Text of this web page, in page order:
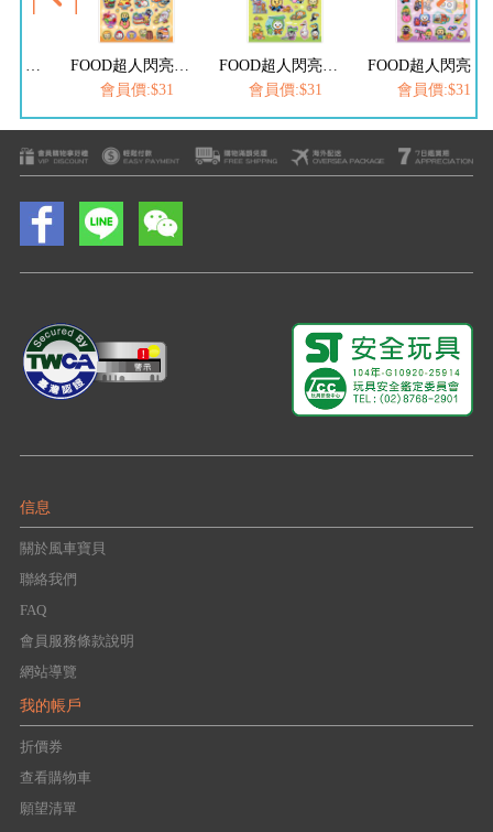
FOOD超人閃亮泡泡貼紙-瘋狂音樂節
FOOD超人閃亮泡泡貼紙-點心烘焙坊
會員價:$31
FOOD超人閃亮泡泡貼紙-可愛動物園
會員價:$31
會員價:$31
信息
關於風車寶貝
聯絡我們
FAQ
會員服務條款說明
網站導覽
我的帳戶
折價券
查看購物車
願望清單